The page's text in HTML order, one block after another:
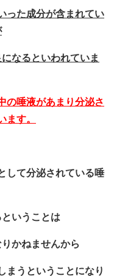
った成分が含まれてい
なるといわれていま
の唾液があまり分泌さ
ます。
して分泌されている唾
いうことは
かねませんから
まうということになり